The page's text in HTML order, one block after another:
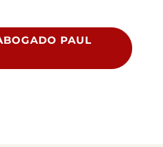
PAUL